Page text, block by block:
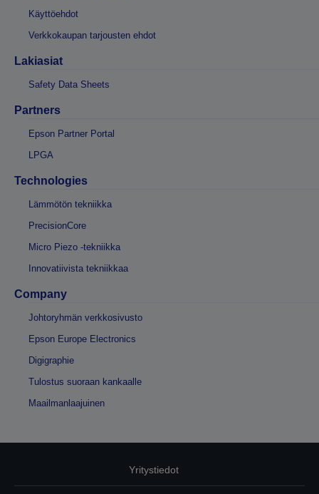
Käyttöehdot
Verkkokaupan tarjousten ehdot
Lakiasiat
Safety Data Sheets
Partners
Epson Partner Portal
LPGA
Technologies
Lämmötön tekniikka
PrecisionCore
Micro Piezo -tekniikka
Innovatiivista tekniikkaa
Company
Johtoryhmän verkkosivusto
Epson Europe Electronics
Digigraphie
Tulostus suoraan kankaalle
Maailmanlaajuinen
Yritystiedot